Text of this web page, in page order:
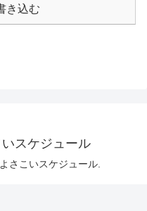
き込む
スケジュール
さこいスケジュール.